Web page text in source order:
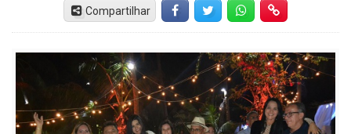
Compartilhar FacebookTwitter Whatsapp